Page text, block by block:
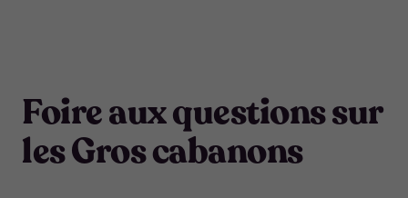
Foire aux questions sur
les Gros cabanons